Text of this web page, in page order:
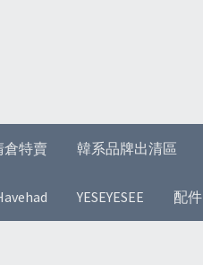
倉特賣 韓系品牌出清區
YESEYESEE 配件